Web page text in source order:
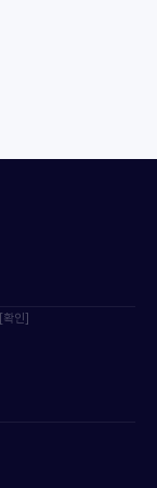
[확인]